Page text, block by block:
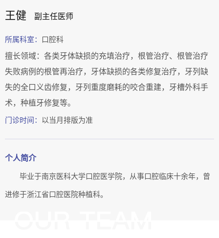
王健 副主任医师
所属科室：
口腔科
擅长领域：各类牙体缺损的充填治疗，根管治疗、根管治疗
失败病例的根管再治疗，牙体缺损的各类修复治疗，牙列缺
失的全口义齿修复，牙列重度磨耗的咬合重建，牙槽外科手
术，种植牙修复等。
门诊时间： 以当月排版为准
个人简介
毕业于南京医科大学口腔医学院，从事口腔临床十余年，曾
进修于浙江省口腔医院种植科。